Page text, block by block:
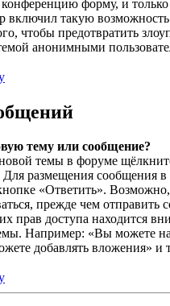
форму, и только
включил такую
чтобы предотвратить
анонимными
тему или сообщение?
темы в форуме
Для размещения сообщения в
«Ответить».
прежде чем отправить
прав доступа находится
Например: «Вы можете
добавлять вложения» и